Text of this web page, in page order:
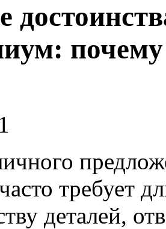
почему
требует
деталей,